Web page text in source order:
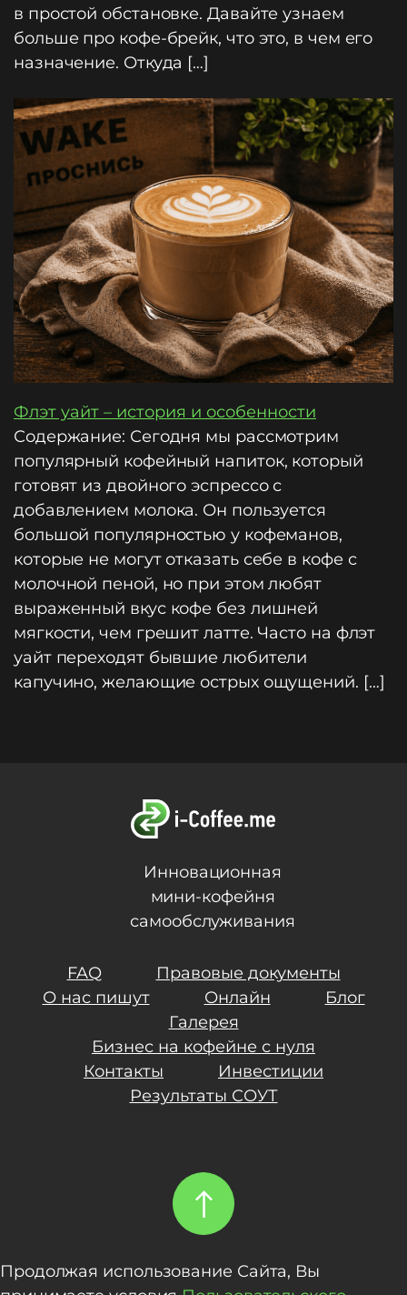
в простой обстановке. Давайте узнаем
больше про кофе-брейк, что это, в чем его
назначение. Откуда […]
Флэт уайт – история и особенности
Содержание: Сегодня мы рассмотрим
популярный кофейный напиток, который
готовят из двойного эспрессо с
добавлением молока. Он пользуется
большой популярностью у кофеманов,
которые не могут отказать себе в кофе с
молочной пеной, но при этом любят
выраженный вкус кофе без лишней
мягкости, чем грешит латте. Часто на флэт
уайт переходят бывшие любители
капучино, желающие острых ощущений. […]
Инновационная
мини-кофейня
самообслуживания
FAQ
Правовые документы
О нас пишут
Онлайн
Блог
Галерея
Бизнес на кофейне с нуля
Контакты
Инвестиции
Результаты СОУТ
Продолжая использование Сайта, Вы